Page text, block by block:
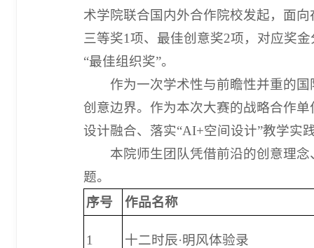
术学院联合国内外合作院校发起，面
三等奖1项、最佳创意奖2项，对应奖
“最佳组织奖”。
作为一次学术性与前瞻性并重的
创意边界。作为本次大赛的战略合作
设计融合、落实“AI+空间设计”教学实
本院师生团队凭借前沿的创意理
题。
序号
作品名称
1 十二时辰·明风体验录